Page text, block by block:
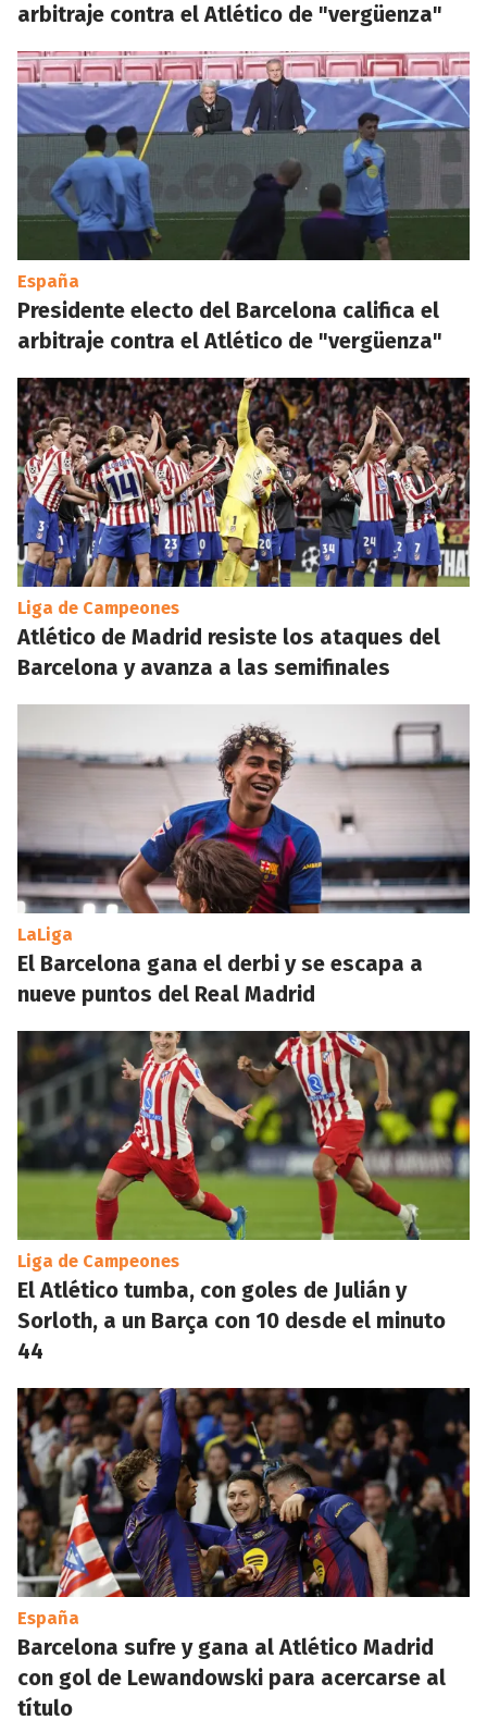
arbitraje contra el Atlético de "vergüenza"
España
Presidente electo del Barcelona califica el
arbitraje contra el Atlético de "vergüenza"
Liga de Campeones
Atlético de Madrid resiste los ataques del
Barcelona y avanza a las semifinales
LaLiga
El Barcelona gana el derbi y se escapa a
nueve puntos del Real Madrid
Liga de Campeones
El Atlético tumba, con goles de Julián y
Sorloth, a un Barça con 10 desde el minuto
44
España
Barcelona sufre y gana al Atlético Madrid
con gol de Lewandowski para acercarse al
título